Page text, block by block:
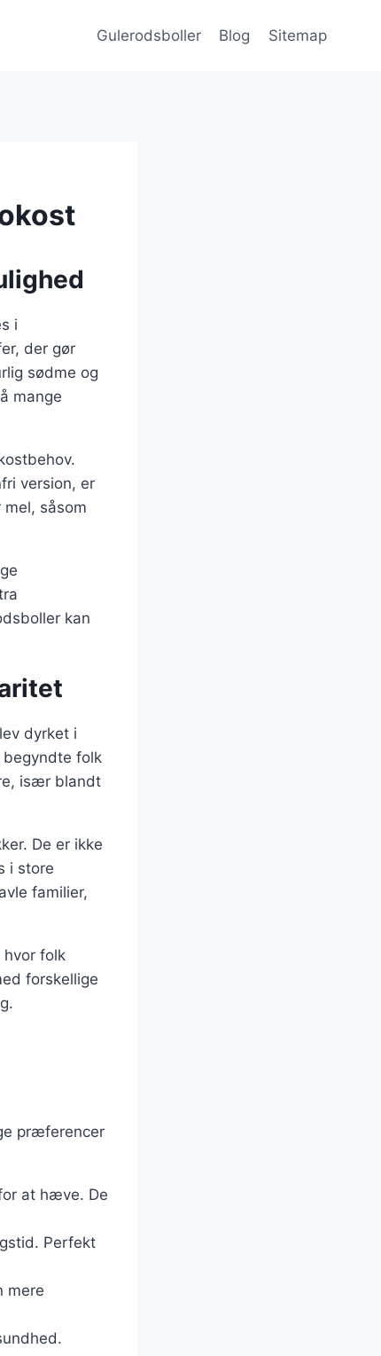
Gulerodsboller Blog Sitemap
i
der gør
sødme og
mange
version, er
såsom
kan
dyrket i
begyndte folk
især blandt
De er ikke
i store
familier,
folk
forskellige
præferencer
at hæve. De
Perfekt
mere